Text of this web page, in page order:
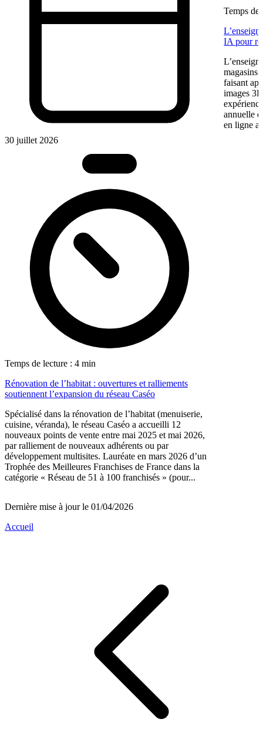
30 juillet 2026
Temps de lecture : 4 min
Rénovation de l’habitat : ouvertures et ralliements
soutiennent l’expansion du réseau Caséo
Spécialisé dans la rénovation de l’habitat (menuiserie,
cuisine, véranda), le réseau Caséo a accueilli 12
nouveaux points de vente entre mai 2025 et mai 2026,
par ralliement de nouveaux adhérents ou par
développement multisites. Lauréate en mars 2026 d’un
Trophée des Meilleures Franchises de France dans la
catégorie « Réseau de 51 à 100 franchisés » (pour...
Temps de
IA pour
magasins
faisant
images
annuelle
en ligne
Dernière mise à jour le 01/04/2026
Accueil